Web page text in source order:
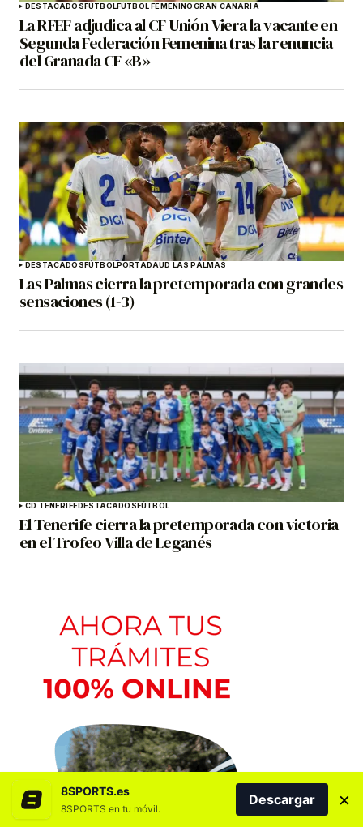
DESTACADOSFÚTBOLFÚTBOL FEMENINOGRAN CANARIA
La RFEF adjudica al CF Unión Viera la vacante en
Segunda Federación Femenina tras la renuncia
del Granada CF «B»
DESTACADOSFÚTBOLPORTADAUD LAS PALMAS
Las Palmas cierra la pretemporada con grandes
sensaciones (1-3)
CD TENERIFEDESTACADOSFÚTBOL
El Tenerife cierra la pretemporada con victoria
en el Trofeo Villa de Leganés
8SPORTS.es
8SPORTS en tu móvil.
Descargar ×